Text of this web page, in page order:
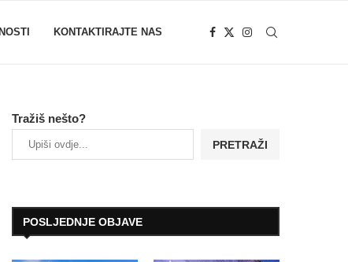
KONTAKTIRAJTE NAS
Tražiš nešto?
PRETRAŽI
POSLJEDNJE OBJAVE